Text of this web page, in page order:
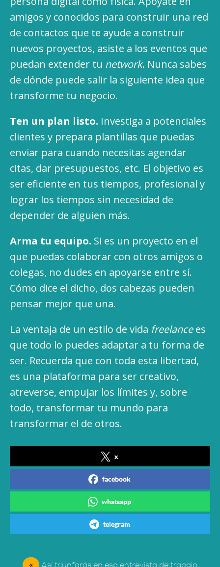
amigos y conocidos para construir una red
de contactos que te ayude a construir
nuevos proyectos, asiste a los eventos que
puedan extender tu network. Nunca sabes
de dónde puede salir la siguiente idea que
transforme tu negocio.
Ten un plan listo. Investiga a potenciales
clientes y prepara plantillas que puedas
enviar para cuando necesitas agendar
citas, dar presupuestos, etc. El objetivo es
ser eficiente en tus tiempos, profesional y
lograr los tiempos sin necesidad de
depender de alguien más.
Arma tu equipo. Si es un proyecto en el
que puedas colaborar con otros amigos o
colegas, no dudes en apoyarse entre sí.
Cómo dice el dicho, dos cabezas pueden
pensar mejor que una.
La ventaja de un estilo de vida freelancees
que todo lo puedes adaptar a tu forma de
ser. Recuerda que con toda esta libertad,
es una plataforma para ser creativo,
atreverse, empujar los límites y, sobre
todo, transformar tu mundo para
transformar el de otros.
x
facebook
whatsapp
telegram
« Así triunfarás en esa entrevista de trabajo